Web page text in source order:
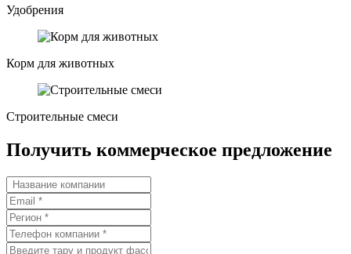
Удобрения
Корм для животных
Строительные смеси
Получить коммерческое предложение